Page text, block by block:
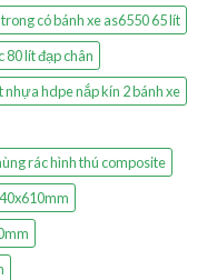
có bánh xe as6550 65 lít
80 lít đạp chân
nhựa hdpe nắp kín 2 bánh xe
rác hình thú composite